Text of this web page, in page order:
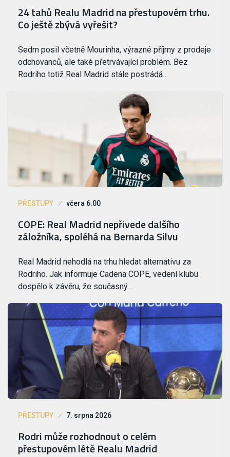
24 tahů Realu Madrid na přestupovém trhu.
Co ještě zbývá vyřešit?
Sedm posil včetně Mourinha, výrazné příjmy z prodeje
odchovanců, ale také přetrvávající problém. Bez
Rodriho totiž Real Madrid stále postrádá…
PŘESTUPY včera 6:00
COPE: Real Madrid nepřivede dalšího
záložníka, spoléhá na Bernarda Silvu
Real Madrid nehodlá na trhu hledat alternativu za
Rodriho. Jak informuje Cadena COPE, vedení klubu
dospělo k závěru, že současný…
PŘESTUPY 7. srpna 2026
Rodri může rozhodnout o celém
přestupovém létě Realu Madrid